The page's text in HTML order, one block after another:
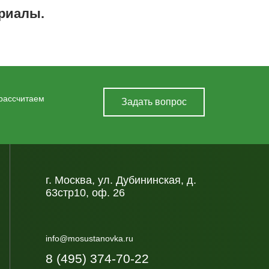
Задать вопрос
г. Москва, ул. Дубининская, д.
63стр10, оф. 26
info@mosustanovka.ru
8 (495) 374-70-22